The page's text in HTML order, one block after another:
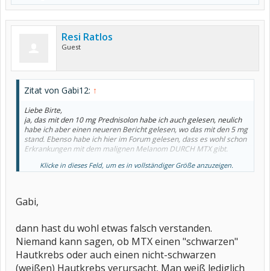
Resi Ratlos
Guest
Zitat von Gabi12: ↑
Liebe Birte,
ja, das mit den 10 mg Prednisolon habe ich auch gelesen, neulich
habe ich aber einen neueren Bericht gelesen, wo das mit den 5 mg
stand. Ebenso habe ich hier im Forum gelesen, dass es wohl schon
Erkrankungen mit dem malignen Melanom DURCH MTX gibt.
Generell noch mal zur Info. Mein Rheuma war fast 10 Jahre von 24
Klicke in dieses Feld, um es in vollständiger Größe anzuzeigen.
Gabi,
dann hast du wohl etwas falsch verstanden.
Niemand kann sagen, ob MTX einen "schwarzen"
Hautkrebs oder auch einen nicht-schwarzen
(weißen) Hautkrebs verursacht. Man weiß lediglich